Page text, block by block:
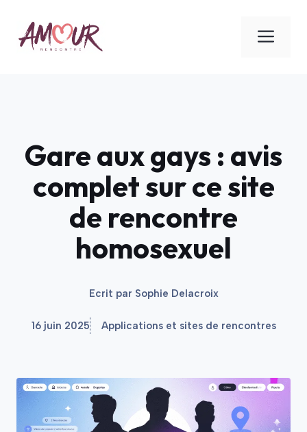
contenu
Gare aux gays : avis
complet sur ce site
de rencontre
homosexuel
Ecrit par Sophie Delacroix
16 juin 2025 Applications et sites de rencontres